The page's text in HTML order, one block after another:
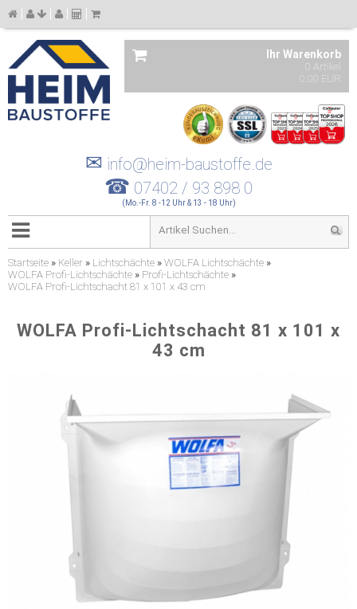
Ihr Warenkorb
0 Artikel
0,00 EUR
✉ info@heim-baustoffe.de
☎ 07402 / 93 898 0
(Mo.-Fr. 8 -12 Uhr & 13 - 18 Uhr)
Startseite » Keller » Lichtschächte » WOLFA Lichtschächte »
WOLFA Profi-Lichtschächte » Profi-Lichtschächte »
WOLFA Profi-Lichtschacht 81 x 101 x 43 cm
WOLFA Profi-Lichtschacht 81 x 101 x
43 cm